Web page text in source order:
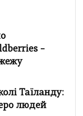
–
Таїланду:
людей